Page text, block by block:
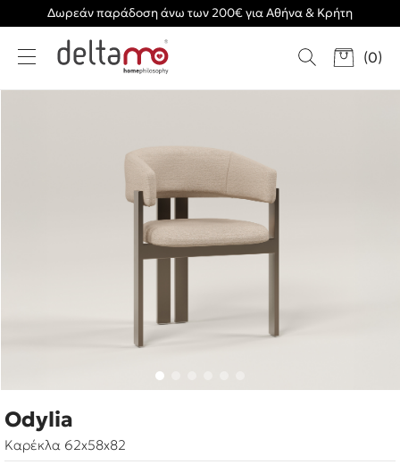
Δωρεάν παράδοση άνω των 200€ για Αθήνα & Κρήτη
(0)
Odylia
Καρέκλα 62x58x82